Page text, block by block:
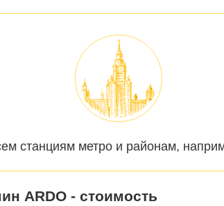
станциям метро и районам,
ARDO - стоимость